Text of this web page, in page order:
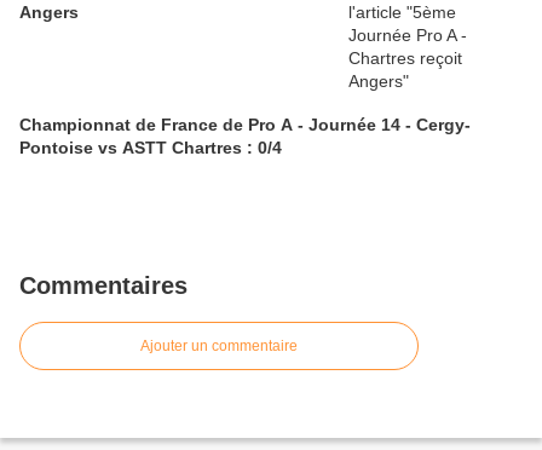
Angers
Championnat de France de Pro A - Journée 14 - Cergy-
Pontoise vs ASTT Chartres : 0/4
Commentaires
Ajouter un commentaire